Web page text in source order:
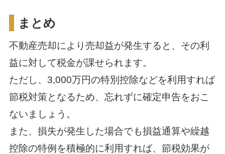
まとめ
不動産売却により売却益が発生すると、その利
益に対して税金が課せられます。
ただし、3,000万円の特別控除などを利用すれば
節税対策となるため、忘れずに確定申告をおこ
ないましょう。
また、損失が発生した場合でも損益通算や繰越
控除の特例を積極的に利用すれば、節税効果が